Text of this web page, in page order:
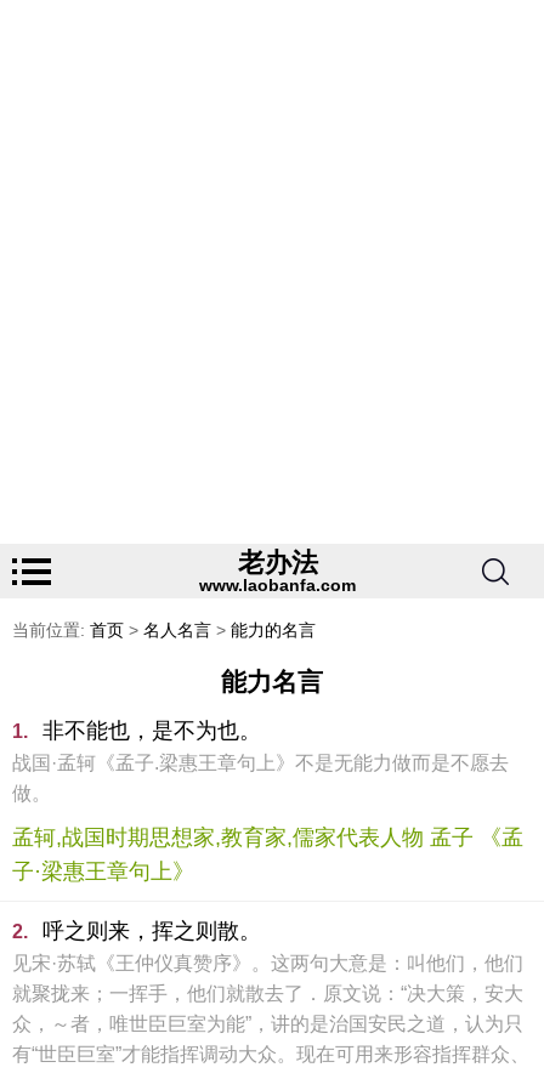
老办法
www.laobanfa.com
当前位置: 首页 > 名人名言 > 能力的名言
能力名言
1. 非不能也，是不为也。
战国·孟轲《孟子.梁惠王章句上》不是无能力做而是不愿去
做。
孟轲,战国时期思想家,教育家,儒家代表人物 孟子 《孟
子·梁惠王章句上》
2. 呼之则来，挥之则散。
见宋·苏轼《王仲仪真赞序》。这两句大意是：叫他们，他们
就聚拢来；一挥手，他们就散去了．原文说：“决大策，安大
众，～者，唯世臣巨室为能”，讲的是治国安民之道，认为只
有“世臣巨室”才能指挥调动大众。现在可用来形容指挥群众、